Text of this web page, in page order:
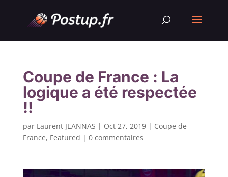
Coupe de France : La
logique a été respectée
!!
par Laurent JEANNAS | Oct 27, 2019| Coupe de
France, Featured | 0 commentaires